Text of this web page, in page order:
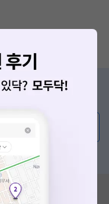
있나요?
시글 보러가기